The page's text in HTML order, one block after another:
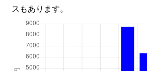
スもあります。